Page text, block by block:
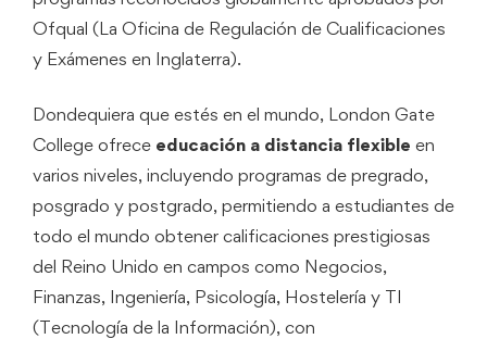
Ofqual (La Oficina de Regulación de Cualificaciones
y Exámenes en Inglaterra).
Dondequiera que estés en el mundo, London Gate
College ofrece educación a distancia flexible en
varios niveles, incluyendo programas de pregrado,
posgrado y postgrado, permitiendo a estudiantes de
todo el mundo obtener calificaciones prestigiosas
del Reino Unido en campos como Negocios,
Finanzas, Ingeniería, Psicología, Hostelería y TI
(Tecnología de la Información), con